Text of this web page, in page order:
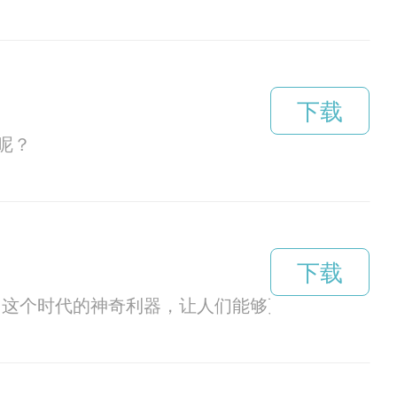
？
下载
个时代的神奇利器，让人们能够更有效率地享
下载